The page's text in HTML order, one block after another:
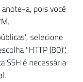
a, pois você
selecione
"HTTP (80)",
SSH é necessária